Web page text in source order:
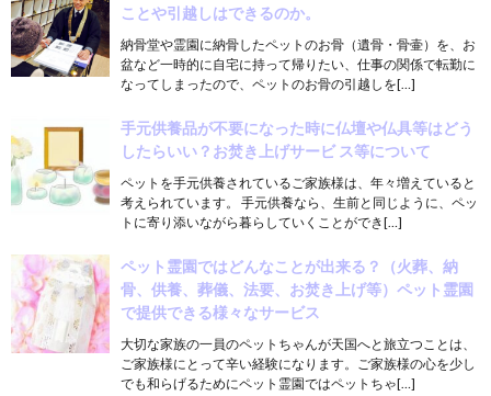
ことや引越しはできるのか。
納骨堂や霊園に納骨したペットのお骨（遺骨・骨壷）を、お
盆など一時的に自宅に持って帰りたい、仕事の関係で転勤に
なってしまったので、ペットのお骨の引越しを[…]
手元供養品が不要になった時に仏壇や仏具等はどう
したらいい？お焚き上げサービ ス等について
ペットを手元供養されているご家族様は、年々増えていると
考えられています。 手元供養なら、生前と同じように、ペッ
トに寄り添いながら暮らしていくことができ[…]
ペット霊園ではどんなことが出来る？（火葬、納
骨、供養、葬儀、法要、お焚き上げ等）ペット霊園
で提供できる様々なサービス
大切な家族の一員のペットちゃんが天国へと旅立つことは、
ご家族様にとって辛い経験になります。ご家族様の心を少し
でも和らげるためにペット霊園ではペットちゃ[…]